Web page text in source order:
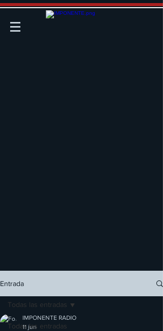
Entrada
Todas las entradas
Todas las entradas
IMPONENTE RADIO
11 jun